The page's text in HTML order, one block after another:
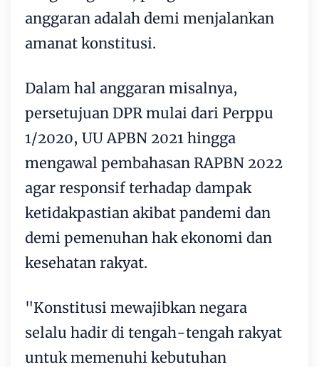
anggaran adalah demi menjalankan
amanat konstitusi.
Dalam hal anggaran misalnya,
persetujuan DPR mulai dari Perppu
1/2020, UU APBN 2021 hingga
mengawal pembahasan RAPBN 2022
agar responsif terhadap dampak
ketidakpastian akibat pandemi dan
demi pemenuhan hak ekonomi dan
kesehatan rakyat.
"Konstitusi mewajibkan negara
selalu hadir di tengah-tengah rakyat
untuk memenuhi kebutuhan